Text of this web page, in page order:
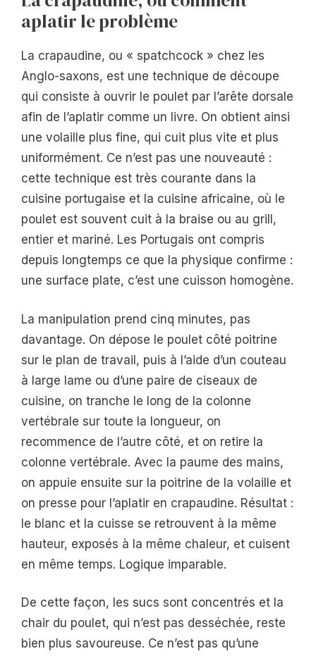
aplatir le problème
La crapaudine, ou « spatchcock » chez les
Anglo-saxons, est une technique de découpe
qui consiste à ouvrir le poulet par l’arête dorsale
afin de l’aplatir comme un livre. On obtient ainsi
une volaille plus fine, qui cuit plus vite et plus
uniformément. Ce n’est pas une nouveauté :
cette technique est très courante dans la
cuisine portugaise et la cuisine africaine, où le
poulet est souvent cuit à la braise ou au grill,
entier et mariné. Les Portugais ont compris
depuis longtemps ce que la physique confirme :
une surface plate, c’est une cuisson homogène.
La manipulation prend cinq minutes, pas
davantage. On dépose le poulet côté poitrine
sur le plan de travail, puis à l’aide d’un couteau
à large lame ou d’une paire de ciseaux de
cuisine, on tranche le long de la colonne
vertébrale sur toute la longueur, on
recommence de l’autre côté, et on retire la
colonne vertébrale. Avec la paume des mains,
on appuie ensuite sur la poitrine de la volaille et
on presse pour l’aplatir en crapaudine. Résultat :
le blanc et la cuisse se retrouvent à la même
hauteur, exposés à la même chaleur, et cuisent
en même temps. Logique imparable.
De cette façon, les sucs sont concentrés et la
chair du poulet, qui n’est pas desséchée, reste
bien plus savoureuse. Ce n’est pas qu’une